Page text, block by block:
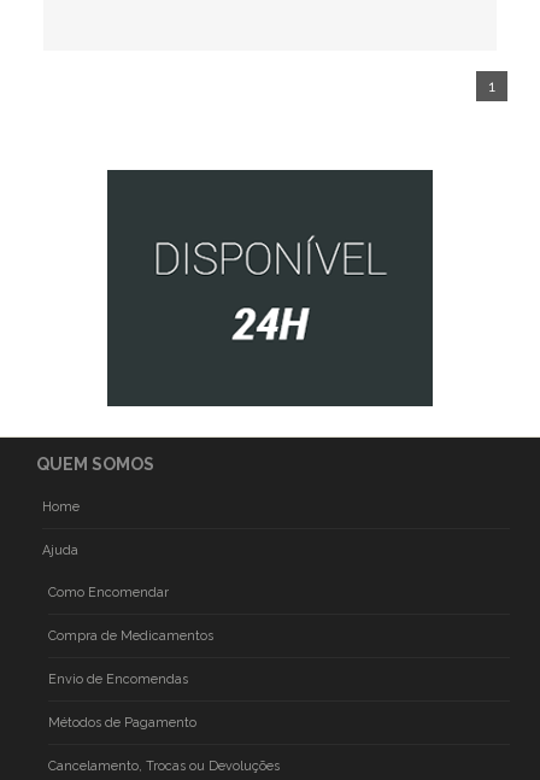
1
QUEM SOMOS
Home
Ajuda
Como Encomendar
Compra de Medicamentos
Envio de Encomendas
Métodos de Pagamento
Cancelamento, Trocas ou Devoluções